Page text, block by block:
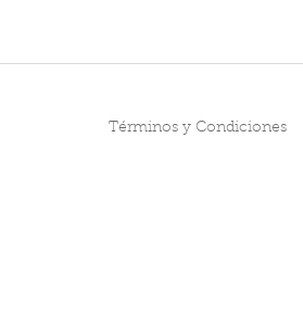
Términos y Condiciones